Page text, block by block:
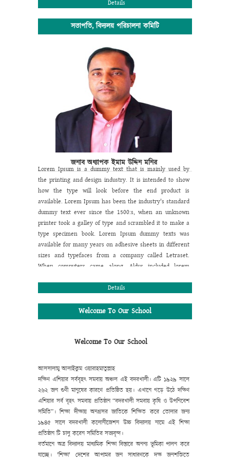
Details
সভাপতি, বিদ্যলয় পরিচালনা কমিটি
জনাব অধ্যাপক ইমাম উদ্দিন মনির
Lorem Ipsum is a dummy text that is mainly used by
the printing and design industry. It is intended to show
how the type will look before the end product is
available. Lorem Ipsum has been the industry's standard
dummy text ever since the 1500:s, when an unknown
printer took a galley of type and scrambled it to make a
type specimen book. Lorem Ipsum dummy texts was
available for many years on adhesive sheets in different
sizes and typefaces from a company called Letraset.
When computers came along, Aldus included lorem
now see it wherever designers, content designers, art
are at work. They use it daily when using programs
such as Adobe Photoshop, Paint Shop Pro, Dreamweaver,
the printing and design industry. It is intended to show
how the type will look before the end product is
available. Lorem Ipsum has been the industry's standard
dummy text ever since the 1500:s, when an unknown
printer took a galley of type and scrambled it to make a
type specimen book. Lorem Ipsum dummy texts was
available for many years on adhesive sheets in different
sizes and typefaces from a company called Letraset.
When computers came along, Aldus included lorem
Details
Welcome To Our School
Welcome To Our School
আসসালামু আলাইকুম ওয়ারাহমাতুল্লাহ
দক্ষিণ এশিয়ার সর্ববৃহৎ সমবায় অঞ্চল এই বদরখালী। এটি ১৯২৯ সালে
২৬২ জন গুণী মানুষের কারণে প্রতিষ্ঠিত হয়। এখানে গড়ে উঠে দক্ষিণ
এশিয়ার সর্ব বৃহৎ সমবায় প্রতিষ্ঠান “বদরখালী সমবায় কৃষি ও উপনিবেশ
সমিতি”। শিক্ষা দীক্ষায় অনগ্রসর জাতিকে শিক্ষিত করে তোলার জন্য
১৯৪৫ সালে বদরখালী কলোনীজেশন উচ্চ বিদ্যালয় নামে এই শিক্ষা
প্রতিষ্ঠান টি চালু করেন সমিতির সভ্যবৃন্দ।
বর্তমানে অত্র বিদ্যালয় মাধ্যমিক শিক্ষা বিস্তারে অনন্য ভূমিকা পালন করে
যাচ্ছে। 'শিক্ষা' দেশের আপামর জন সাধারণকে দক্ষ জনশক্তিতে